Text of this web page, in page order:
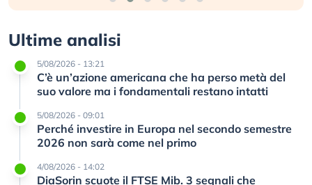
Ultime analisi
5/08/2026 - 13:21
C’è un’azione americana che ha perso metà del
suo valore ma i fondamentali restano intatti
5/08/2026 - 09:01
Perché investire in Europa nel secondo semestre
2026 non sarà come nel primo
4/08/2026 - 14:02
DiaSorin scuote il FTSE Mib. 3 segnali che